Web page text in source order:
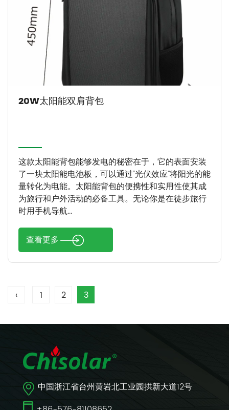
20W太阳能双肩背包
这款太阳能背包能够发电的秘密在于，它的表面安装
了一块太阳能电池板，可以通过“光伏效应”将阳光的能
量转化为电能。太阳能背包的便携性和实用性使其成
为旅行和户外活动的必备工具。无论你是在徒步旅行
时用手机导航...
查看更多
‹ 1 2 3
中国浙江省台州黄岩北工业园拱新大道12号